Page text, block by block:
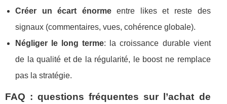
Créer un écart énormeentre likes et reste des
signaux (commentaires, vues, cohérence globale).
Négliger le long terme: la croissance durable vient
de la qualité et de la régularité, le boost ne remplace
pas la stratégie.
FAQ : questions fréquentes sur l’achat de